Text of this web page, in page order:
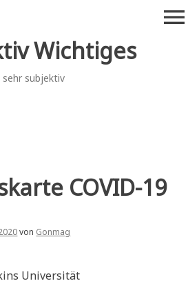
Wichtiges
sehr subjektiv
menu
COVID-19
von Gonmag
Universität